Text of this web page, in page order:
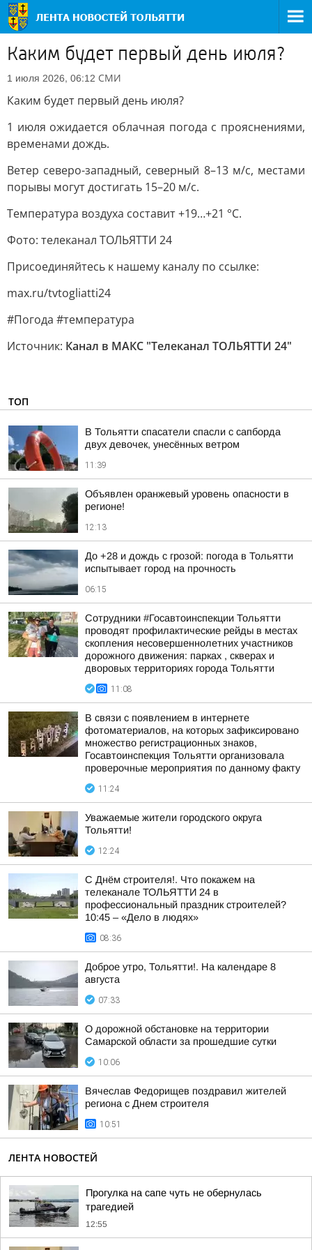
Каким будет первый день июля?
1 июля 2026, 06:12 СМИ
Каким будет первый день июля?
1 июля ожидается облачная погода с прояснениями,
временами дождь.
Ветер северо-западный, северный 8–13 м/с, местами
порывы могут достигать 15–20 м/с.
Температура воздуха составит +19…+21 °C.
Фото: телеканал ТОЛЬЯТТИ 24
Присоединяйтесь к нашему каналу по ссылке:
max.ru/tvtogliatti24
#Погода #температура
Источник: Канал в МАКС "Телеканал ТОЛЬЯТТИ 24"
ТОП
В Тольятти спасатели спасли с сапборда
двух девочек, унесённых ветром
11:39
Объявлен оранжевый уровень опасности в
регионе!
12:13
До +28 и дождь с грозой: погода в Тольятти
испытывает город на прочность
06:15
Сотрудники #Госавтоинспекции Тольятти
проводят профилактические рейды в местах
скопления несовершеннолетних участников
дорожного движения: парках , скверах и
дворовых территориях города Тольятти
11:08
В связи с появлением в интернете
фотоматериалов, на которых зафиксировано
множество регистрационных знаков,
Госавтоинспекция Тольятти организовала
проверочные мероприятия по данному факту
11:24
Уважаемые жители городского округа
Тольятти!
12:24
С Днём строителя!. Что покажем на
телеканале ТОЛЬЯТТИ 24 в
профессиональный праздник строителей?
10:45 – «Дело в людях»
08:36
Доброе утро, Тольятти!. На календаре 8
августа
07:33
О дорожной обстановке на территории
Самарской области за прошедшие сутки
10:06
Вячеслав Федорищев поздравил жителей
региона с Днем строителя
10:51
ЛЕНТА НОВОСТЕЙ
Прогулка на сапе чуть не обернулась
трагедией
12:55